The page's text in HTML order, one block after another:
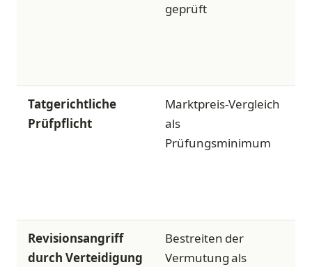
geprüft
Tatgerichtliche
Prüfpflicht
Marktpreis-Vergleich
als
Prüfungsminimum
Revisionsangriff
durch Verteidigung
Bestreiten der
Vermutung als